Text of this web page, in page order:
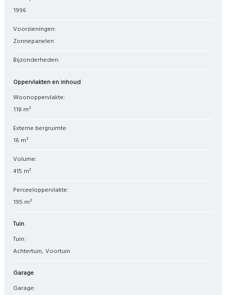
1996
Voorzieningen:
Zonnepanelen
Bijzonderheden:
Oppervlakten en inhoud
Woonoppervlakte:
118 m²
Externe bergruimte:
16 m²
Volume:
415 m³
Perceeloppervlakte:
195 m²
Tuin
Tuin:
Achtertuin Voortuin
Garage
Garage: